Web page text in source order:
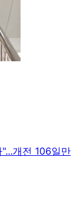
개전 106일만